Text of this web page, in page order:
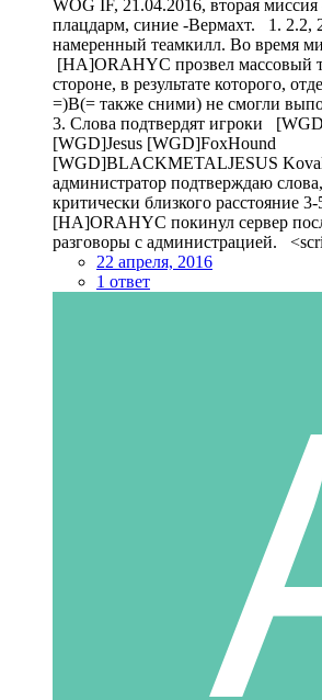
WOG IF, 21.04.2016, вторая
плацдарм, синие -Вермахт. 1. 2.2,
намеренный теамкилл. Во время
[НА]ORAHYC прозвел массовый
стороне, в результате которого,
=)B(= также сними) не смогли
3. Cлова подтвердят игроки
[WGD]Jesus [WGD]FoxHound
[WGD]BLACKMETALJESUS
администратор подтверждаю слова,
критически близкого расстояние
[НА]ORAHYC покинул сервер
разговоры с администрацией.
22 апреля, 2016
1 ответ